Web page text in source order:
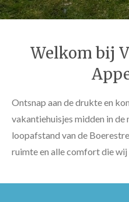
Welkom bij
Ontsnap aan de drukte en
vakantiehuisjes midden in de
loopafstand van de
ruimte en alle comfort die